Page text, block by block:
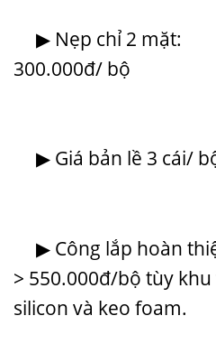
▶ Nẹp chỉ
300.000đ/ bộ
▶ Giá bản lề 3 cái/
▶ Công lắp hoàn
> 550.000đ/bộ tùy
silicon và keo foam.